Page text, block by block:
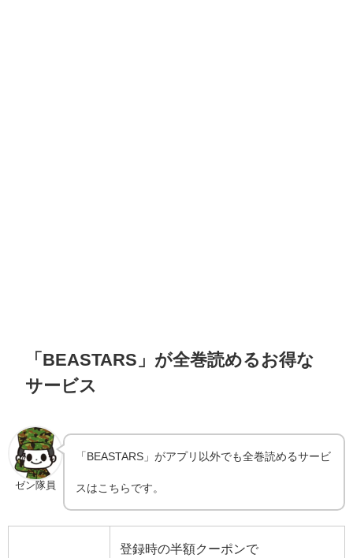
「BEASTARS」が全巻読めるお得な
サービス
ゼン隊員
「BEASTARS」がアプリ以外でも全巻読めるサービ
スはこちらです。
登録時の半額クーポンで